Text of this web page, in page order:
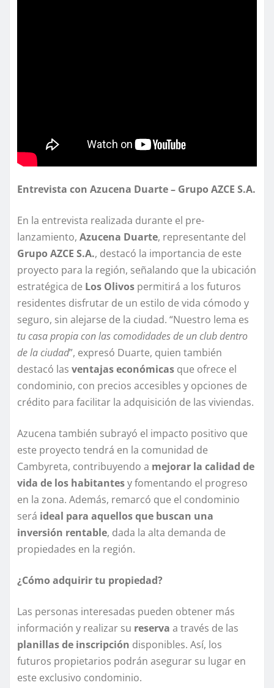
Entrevista con Azucena Duarte – Grupo AZCE S.A.
En la entrevista realizada durante el pre-
lanzamiento, Azucena Duarte, representante del
Grupo AZCE S.A., destacó la importancia de este
proyecto para la región, señalando que la ubicación
estratégica de Los Olivos permitirá a los futuros
residentes disfrutar de un estilo de vida cómodo y
seguro, sin alejarse de la ciudad. “Nuestro lema es
tu casa propia con las comodidades de un club dentro
de la ciudad”, expresó Duarte, quien también
destacó las ventajas económicas que ofrece el
condominio, con precios accesibles y opciones de
crédito para facilitar la adquisición de las viviendas.
Azucena también subrayó el impacto positivo que
este proyecto tendrá en la comunidad de
Cambyreta, contribuyendo a mejorar la calidad de
vida de los habitantesy fomentando el progreso
en la zona. Además, remarcó que el condominio
será ideal para aquellos que buscan una
inversión rentable, dada la alta demanda de
propiedades en la región.
¿Cómo adquirir tu propiedad?
Las personas interesadas pueden obtener más
información y realizar su reserva a través de las
planillas de inscripción disponibles. Así, los
futuros propietarios podrán asegurar su lugar en
este exclusivo condominio.